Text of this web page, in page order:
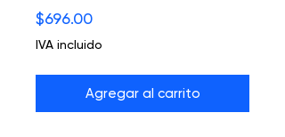
$696.00Precio
IVA incluido
Agregar al carrito